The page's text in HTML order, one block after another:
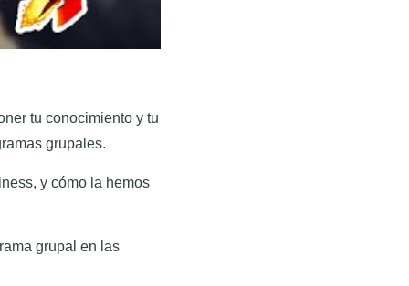
tu conocimiento y tu
grupales.
y cómo la hemos
grupal en las